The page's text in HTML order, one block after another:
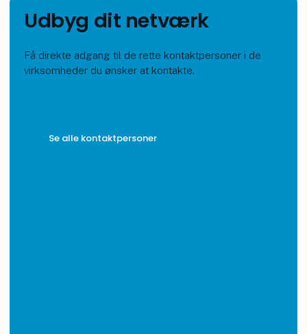
Udbyg dit netværk
Få direkte adgang til de rette kontaktpersoner i de
virksomheder du ønsker at kontakte.
Se alle kontaktpersoner